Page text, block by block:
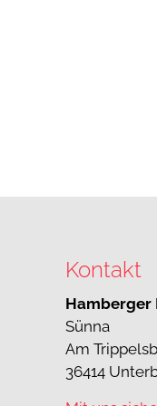
Kontakt
Hamberger
Sünna
Am
36414